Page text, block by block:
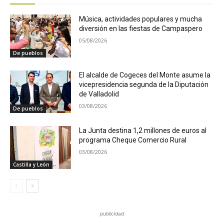
De pueblos
Música, actividades populares y mucha
diversión en las fiestas de Campaspero
05/08/2026
De pueblos
El alcalde de Cogeces del Monte asume la
vicepresidencia segunda de la Diputación
de Valladolid
03/08/2026
Castilla y León
La Junta destina 1,2 millones de euros al
programa Cheque Comercio Rural
03/08/2026
publicidad